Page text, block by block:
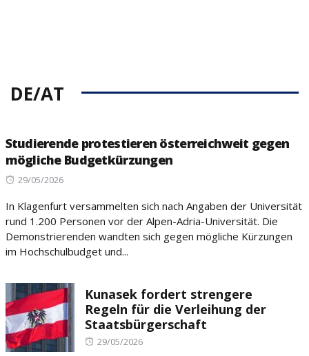
DE/AT
Studierende protestieren österreichweit gegen
mögliche Budgetkürzungen
Posted
29/05/2026
In Klagenfurt versammelten sich nach Angaben der Universität
rund 1.200 Personen vor der Alpen-Adria-Universität. Die
Demonstrierenden wandten sich gegen mögliche Kürzungen
im Hochschulbudget und...
Kunasek fordert strengere
Regeln für die Verleihung der
Staatsbürgerschaft
Posted
29/05/2026